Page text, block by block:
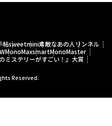
帖sweetmini素敵なあの人 リンネル
MonoMaxsmartMonoMaster
のミステリーがすごい！』大賞
Reserved.